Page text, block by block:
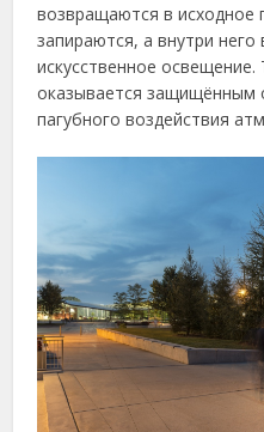
возвращаются в
запираются, а внутри
искусственное
оказывается защищённым
пагубного воздействия